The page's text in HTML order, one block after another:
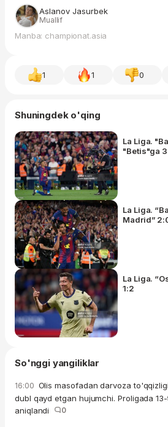
Aslanov Jasurbek
Muallif
Manba: championat.asia
1 1 0
Shuningdek o'qing
La Liga.
"Betis"ga
La Liga.
Madrid”
La Liga.
1:2
So'nggi yangiliklar
16:00 Olis masofadan darvoza
dubl qayd etgan hujumchi. Proligada
aniqlandi
0